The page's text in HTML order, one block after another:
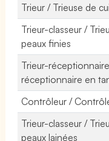
Trieur / Trieuse de
Trieur-classeur /
peaux finies
Trieur-
réceptionnaire en
Contrôleur /
Trieur-classeur /
peaux lainées